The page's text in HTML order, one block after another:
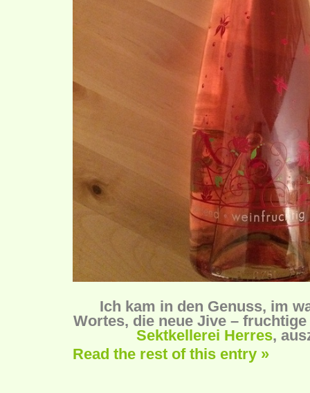
Ich kam in den Genuss, im
Wortes, die neue Jive –
Sektkellerei Herres,
Read the rest of this entry »